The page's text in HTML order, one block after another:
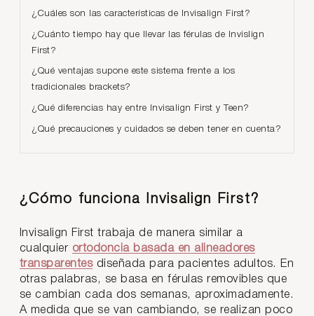
¿Cuáles son las características de Invisalign First?
¿Cuánto tiempo hay que llevar las férulas de Invislign
First?
¿Qué ventajas supone este sistema frente a los
tradicionales brackets?
¿Qué diferencias hay entre Invisalign First y Teen?
¿Qué precauciones y cuidados se deben tener en cuenta?
¿Cómo funciona Invisalign First?
Invisalign First trabaja de manera similar a
cualquier ortodoncia basada en alineadores
transparentesdiseñada para pacientes adultos. En
otras palabras, se basa en férulas removibles que
se cambian cada dos semanas, aproximadamente.
A medida que se van cambiando, se realizan poco